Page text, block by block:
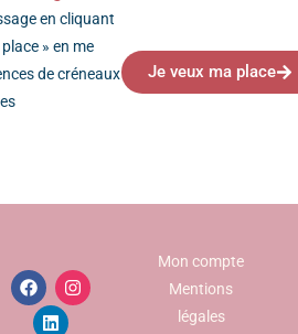
en cliquant
» en me
de créneaux
Je veux ma place
Mon compte
Mentions
légales